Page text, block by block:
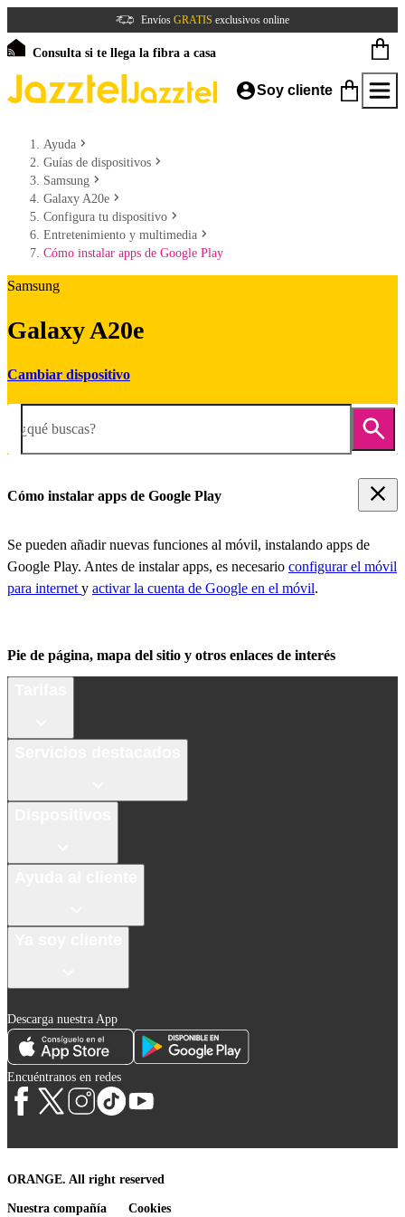
Envíos GRATIS exclusivos online
Consulta si te llega la fibra a casa
Soy cliente
Ayuda
Guías de dispositivos
Samsung
Galaxy A20e
Configura tu dispositivo
Entretenimiento y multimedia
Cómo instalar apps de Google Play
Samsung
Galaxy A20e
Cambiar dispositivo
¿qué buscas?
Cómo instalar apps de Google Play
Se pueden añadir nuevas funciones al móvil, instalando apps de
Google Play. Antes de instalar apps, es necesario configurar el móvil
para internet y activar la cuenta de Google en el móvil.
Pie de página, mapa del sitio y otros enlaces de interés
Descarga nuestra App
Encuéntranos en redes
ORANGE. All right reserved
Nuestra compañía Cookies